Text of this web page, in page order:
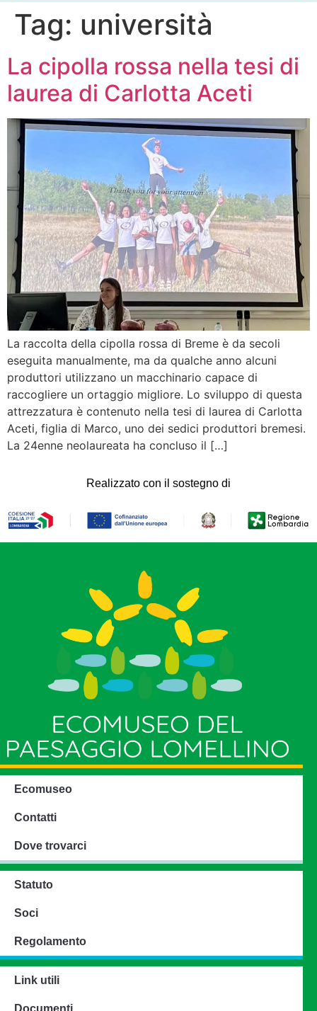
Tag: università
La cipolla rossa nella tesi di
laurea di Carlotta Aceti
La raccolta della cipolla rossa di Breme è da secoli
eseguita manualmente, ma da qualche anno alcuni
produttori utilizzano un macchinario capace di
raccogliere un ortaggio migliore. Lo sviluppo di questa
attrezzatura è contenuto nella tesi di laurea di Carlotta
Aceti, figlia di Marco, uno dei sedici produttori bremesi.
La 24enne neolaureata ha concluso il […]
Realizzato con il sostegno di
Ecomuseo
Contatti
Dove trovarci
Statuto
Soci
Regolamento
Link utili
Documenti